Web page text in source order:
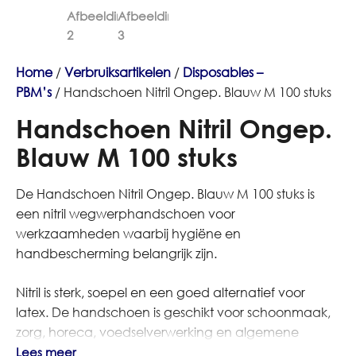
Home/Verbruiksartikelen / Disposables –
PBM’s / Handschoen Nitril Ongep. Blauw M 100 stuks
Handschoen Nitril Ongep.
Blauw M 100 stuks
De Handschoen Nitril Ongep. Blauw M 100 stuks is
een nitril wegwerphandschoen voor
werkzaamheden waarbij hygiëne en
handbescherming belangrijk zijn.
Nitril is sterk, soepel en een goed alternatief voor
latex. De handschoen is geschikt voor schoonmaak,
zorg, horeca, voedselverwerking en algemene
facilitaire werkzaamheden.
Lees meer